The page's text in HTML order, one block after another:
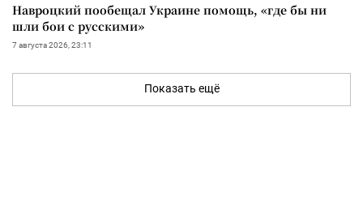
Навроцкий пообещал Украине помощь, «где бы ни
шли бои с русскими»
7 августа 2026, 23:11
Показать ещё